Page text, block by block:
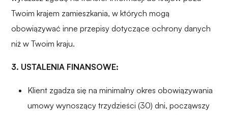
Twoim krajem zamieszkania, w których mogą
obowiązywać inne przepisy dotyczące ochrony danych
niż w Twoim kraju.
3. USTALENIA FINANSOWE:
Klient zgadza się na minimalny okres obowiązywania
umowy wynoszący trzydzieści (30) dni, począwszy